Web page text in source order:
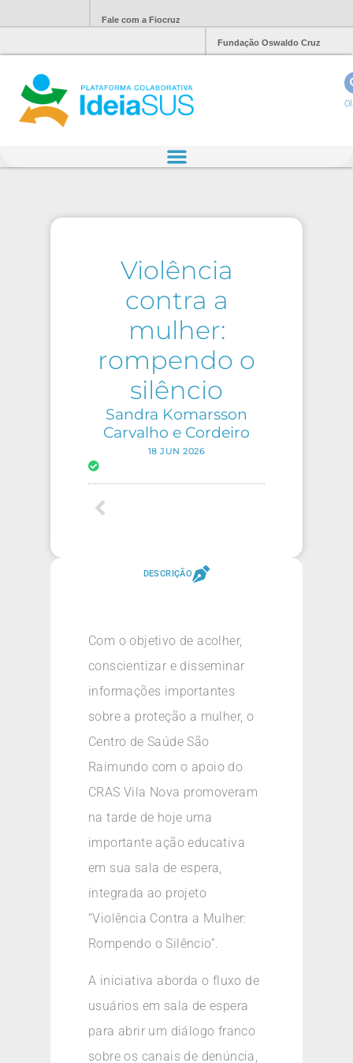
Fale com a Fiocruz
Fundação Oswaldo Cruz
Violência
contra a
mulher:
rompendo o
silêncio
Sandra Komarsson
Carvalho e Cordeiro
18 JUN 2026
DESCRIÇÃO
Com o objetivo de acolher,
conscientizar e disseminar
informações importantes
sobre a proteção a mulher, o
Centro de Saúde São
Raimundo com o apoio do
CRAS Vila Nova promoveram
na tarde de hoje uma
importante ação educativa
em sua sala de espera,
integrada ao projeto
“Violência Contra a Mulher:
Rompendo o Silêncio”.
A iniciativa aborda o fluxo de
usuários em sala de espera
para abrir um diálogo franco
sobre os canais de denúncia,